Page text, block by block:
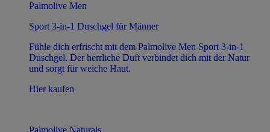
Palmolive Men
Sport 3-in-1 Duschgel für Männer
Fühle dich erfrischt mit dem Palmolive Men Sport 3-in-1
Duschgel. Der herrliche Duft verbindet dich mit der Natur
und sorgt für weiche Haut.
Hier kaufen